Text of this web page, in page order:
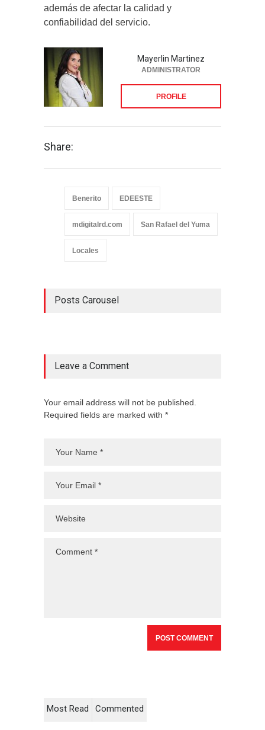
además de afectar la calidad y
confiabilidad del servicio.
Mayerlin Martinez
ADMINISTRATOR
PROFILE
Share:
Benerito EDEESTE
mdigitalrd.com San Rafael del Yuma
Locales
Posts Carousel
Leave a Comment
Your email address will not be published.
Required fields are marked with *
Most Read Commented